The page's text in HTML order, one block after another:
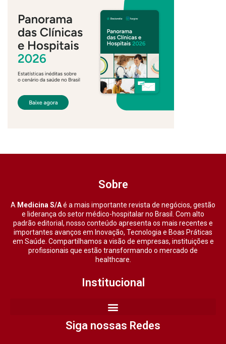
Sobre
A Medicina S/Aé a mais importante revista de negócios, gestão
e liderança do setor médico-hospitalar no Brasil. Com alto
padrão editorial, nosso conteúdo apresenta os mais recentes e
importantes avanços em Inovação, Tecnologia e Boas Práticas
em Saúde. Compartilhamos a visão de empresas, instituições e
profissionais que estão transformando o mercado de
healthcare.
Institucional
Siga nossas Redes